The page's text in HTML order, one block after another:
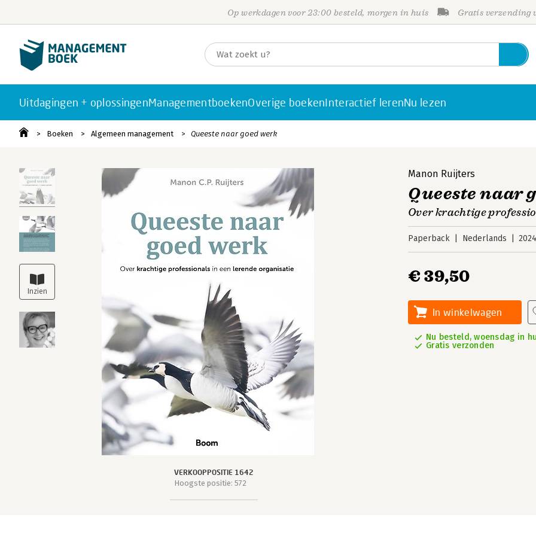
Op werkdagen voor 23:00 besteld, morgen in huis Gratis verzending
Uitdagingen + oplossingenManagementboekenOverige boekenInteractief lerenNu lezen
Boeken Algemeen management Queeste naar goed werk
VERKOOPPOSITIE 1642
Hoogste positie: 572
Manon Ruijters
Queeste naar
Over krachtige
Paperback Nederlands
€ 39,50
In winkelwagen
Nu besteld, woensdag in
Gratis verzonden